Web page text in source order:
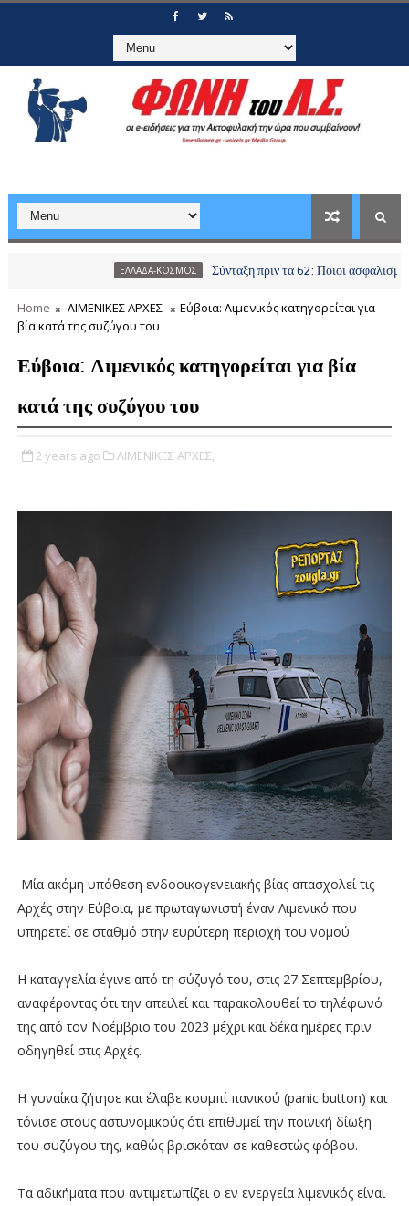
ΕΛΛΑΔΑ-ΚΟΣΜΟΣ Σύνταξη πριν τα 62: Ποιοι ασφαλισμένοι
Home ΛΙΜΕΝΙΚΕΣ ΑΡΧΕΣ
Εύβοια: Λιμενικός κατηγορείται για
βία κατά της συζύγου του
Εύβοια: Λιμενικός κατηγορείται για βία
κατά της συζύγου του
2 years ago ΛΙΜΕΝΙΚΕΣ ΑΡΧΕΣ,
Μία ακόμη υπόθεση ενδοοικογενειακής βίας απασχολεί τις
Aρχές στην Εύβοια, με πρωταγωνιστή έναν Λιμενικό που
υπηρετεί σε σταθμό στην ευρύτερη περιοχή του νομού.
Η καταγγελία έγινε από τη σύζυγό του, στις 27 Σεπτεμβρίου,
αναφέροντας ότι την απειλεί και παρακολουθεί το τηλέφωνό
της από τον Νοέμβριο του 2023 μέχρι και δέκα ημέρες πριν
οδηγηθεί στις Αρχές.
Η γυναίκα ζήτησε και έλαβε κουμπί πανικού (panic button) και
τόνισε στους αστυνομικούς ότι επιθυμεί την ποινική δίωξη
του συζύγου της, καθώς βρισκόταν σε καθεστώς φόβου.
Τα αδικήματα που αντιμετωπίζει ο εν ενεργεία λιμενικός είναι